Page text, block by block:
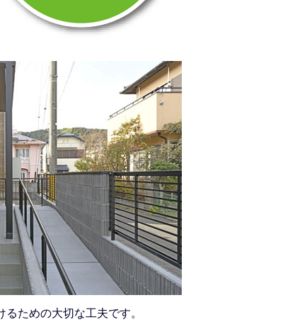
ための大切な工夫です。